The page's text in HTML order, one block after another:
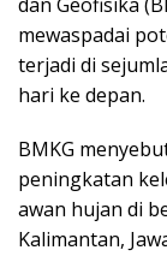
mewaspadai
terjadi di
hari ke depan.
BMKG
peningkatan
awan hujan di
Kalimantan,